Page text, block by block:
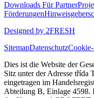
Downloads Für Partner
Förderungen
Designed by 2FRESH
SitemapDatenschutz
Dies ist die Website der
Sitz unter der Adresse třída
eingetragen im
Abteilung B, Einlage 4598.